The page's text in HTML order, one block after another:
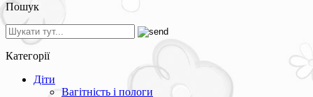
Пошук
Категорії
Діти
Вагітність і пологи